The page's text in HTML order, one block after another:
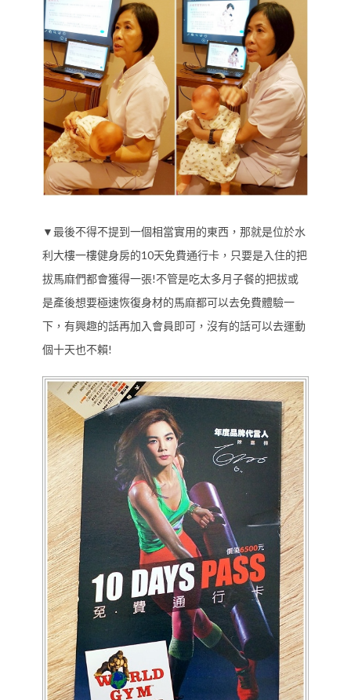
▼最後不得不提到一個相當實用的東西，那就是位於水
利大樓一樓健身房的10天免費通行卡，只要是入住的把
拔馬麻們都會獲得一張!不管是吃太多月子餐的把拔或
是產後想要極速恢復身材的馬麻都可以去免費體驗一
下，有興趣的話再加入會員即可，沒有的話可以去運動
個十天也不賴!